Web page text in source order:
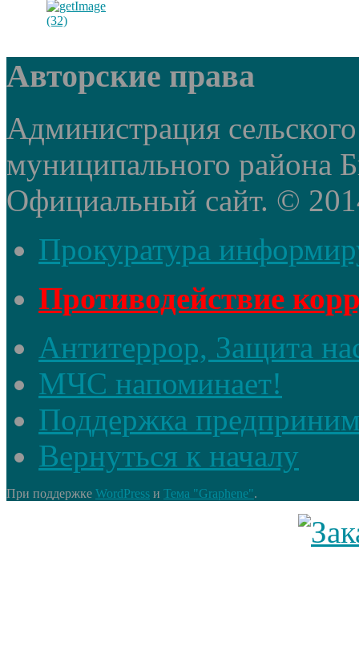
Авторские права
Администрация
муниципального района
Официальный сайт. ©
Прокуратура
Противодействие
Антитеррор, Защита
МЧС напоминает!
Поддержка
Вернуться к началу
При поддержке WordPress и Тема "Graphene".